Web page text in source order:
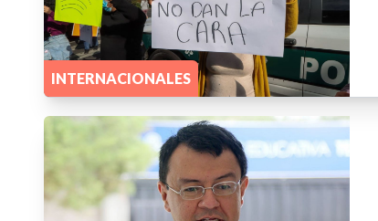
INTERNACIONALES